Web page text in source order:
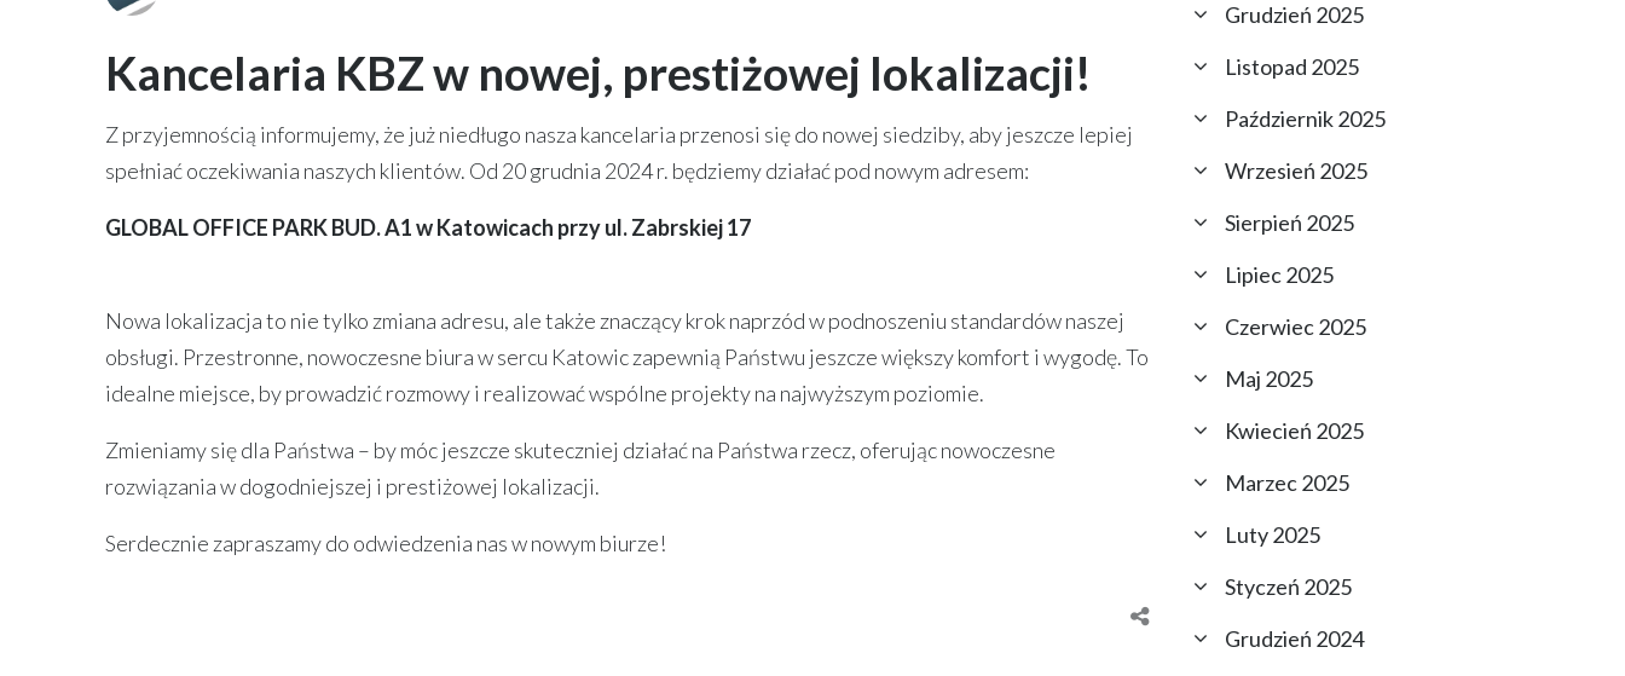
Kancelaria KBZ w nowej, prestiżowej lokalizacji!
Z przyjemnością informujemy, że już niedługo nasza kancelaria przenosi się do nowej siedziby, aby jeszcze lepiej
spełniać oczekiwania naszych klientów. Od 20 grudnia 2024 r. będziemy działać pod nowym adresem:
GLOBAL OFFICE PARK BUD. A1 w Katowicach przy ul. Zabrskiej 17
Nowa lokalizacja to nie tylko zmiana adresu, ale także znaczący krok naprzód w podnoszeniu standardów naszej
obsługi. Przestronne, nowoczesne biura w sercu Katowic zapewnią Państwu jeszcze większy komfort i wygodę. To
idealne miejsce, by prowadzić rozmowy i realizować wspólne projekty na najwyższym poziomie.
Zmieniamy się dla Państwa – by móc jeszcze skuteczniej działać na Państwa rzecz, oferując nowoczesne
rozwiązania w dogodniejszej i prestiżowej lokalizacji.
Serdecznie zapraszamy do odwiedzenia nas w nowym biurze!
Grudzień 2025
Listopad 2025
Październik 2025
Wrzesień 2025
Sierpień 2025
Lipiec 2025
Czerwiec 2025
Maj 2025
Kwiecień 2025
Marzec 2025
Luty 2025
Styczeń 2025
Grudzień 2024